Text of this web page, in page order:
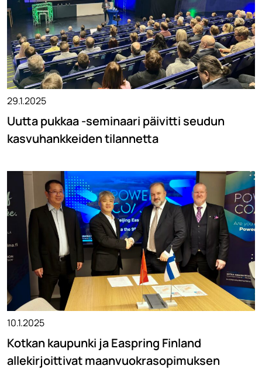
29.1.2025
Uutta pukkaa -seminaari päivitti seudun
kasvuhankkeiden tilannetta
10.1.2025
Kotkan kaupunki ja Easpring Finland
allekirjoittivat maanvuokrasopimuksen